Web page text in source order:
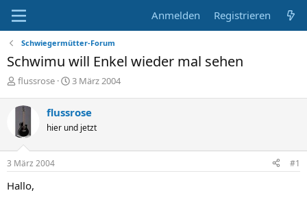
Anmelden Registrieren
Schwiegermütter-Forum
Schwimu will Enkel wieder mal sehen
E
s
e
l
l
e
flussrose
E
t
e
l
3 März 2004
flussrose
hier und jetzt
3 März 2004 #1
Hallo,